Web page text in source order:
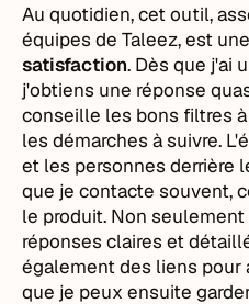
Au quotidien, cet outil,
équipes de Taleez, est
satisfaction. Dès que j'ai
j'obtiens une réponse
conseille les bons filtres
les démarches à suivre.
et les personnes derrière
que je contacte souvent,
le produit. Non
réponses claires et
également des liens pour
que je peux ensuite